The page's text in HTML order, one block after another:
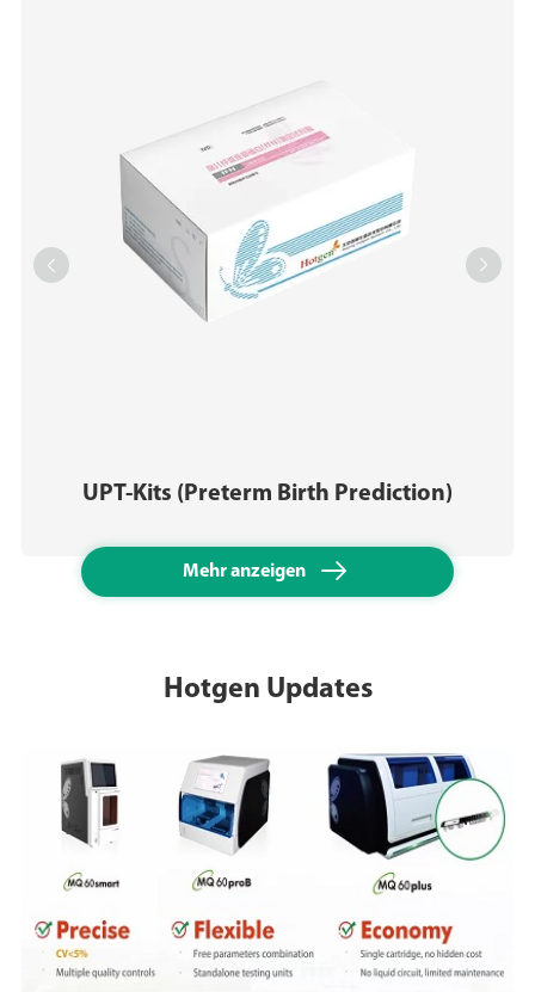
UPT-Kits (Preterm Birth Prediction)
Mehr anzeigen 
 
Hotgen Updates